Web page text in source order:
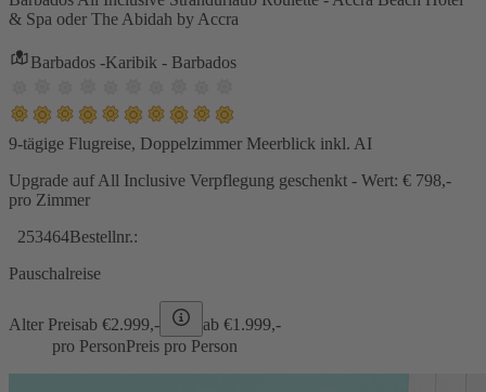
& Spa oder The Abidah by Accra
Barbados -Karibik - Barbados
9-tägige Flugreise, Doppelzimmer Meerblick inkl. AI
Upgrade auf All Inclusive Verpflegung geschenkt - Wert: € 798,-
pro Zimmer
253464Bestellnr.:
Pauschalreise
Alter Preisab €2.999,- ab €1.999,-
pro PersonPreis pro Person